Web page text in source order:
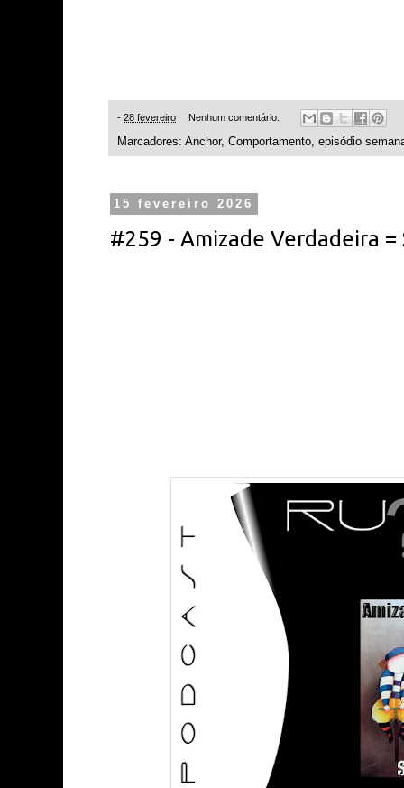
- 28 fevereiro Nenhum comentário:
Marcadores: Anchor, Comportamento, episódio
15 fevereiro 2026
#259 - Amizade Verdadeira